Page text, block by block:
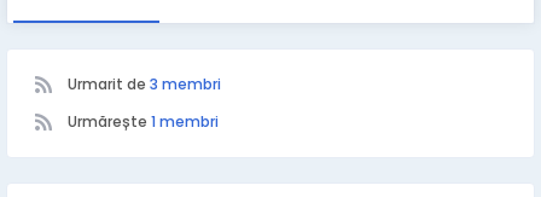
Urmarit de 3 membri
Urmărește 1 membri